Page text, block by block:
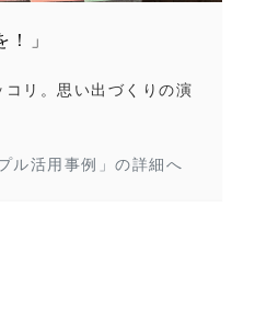
」
リ。思い出づくりの演
ル活用事例」の詳細へ